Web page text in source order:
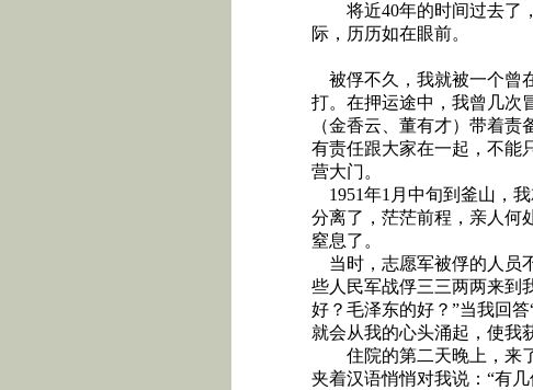
将近40年的时间过去了
际，历历如在眼前。
被俘不久，我就被一个曾
打。在押运途中，我曾几次
（金香云、董有才）带着
有责任跟大家在一起，不能
营大门。
1951年1 月中旬到釜山，
分离了，茫茫前程，亲人何
窒息了。
当时，志愿军被俘的人员
些人民军战俘三三两两来到
好？毛泽东的好？”当我回
就会从我的心头涌起，使我
住院的第二天晚上，来
夹着汉语悄悄对我说：“有